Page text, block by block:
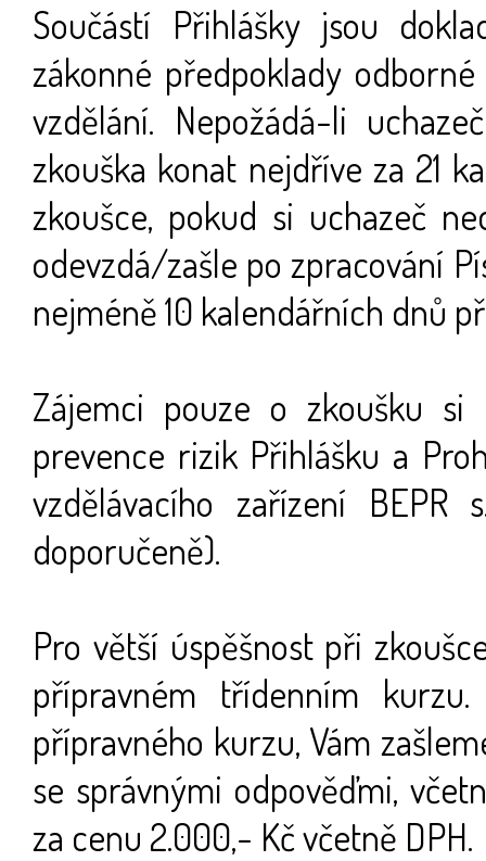
Součástí Přihlášky jsou
zákonné předpoklady
vzdělání. Nepožádá-li
zkouška konat nejdříve za 21
zkoušce, pokud si uchazeč
odevzdá/zašle po zpracování
nejméně 10 kalendářních dnů
Zájemci pouze o zkoušku si
prevence rizik Přihlášku a
vzdělávacího zařízení
doporučeně).
Pro větší úspěšnost při
přípravném třídenním
přípravného kurzu, Vám
se správnými odpověďmi,
za cenu 2.000,- Kč včetně DPH.